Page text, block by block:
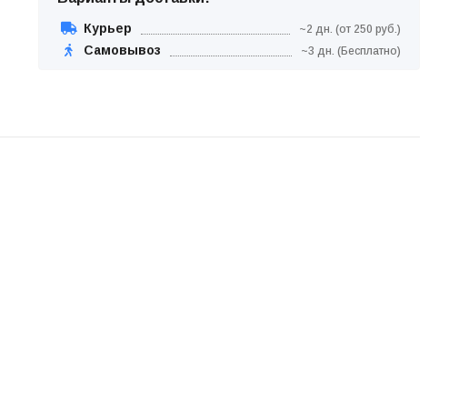
Курьер ~2 дн. (от 250 руб.)
Самовывоз ~3 дн. (Бесплатно)